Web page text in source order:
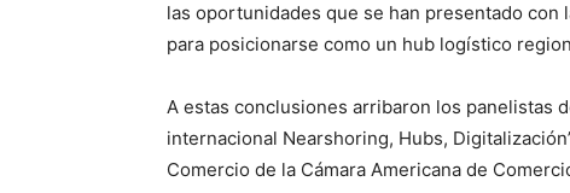
las oportunidades que se han presentado
para posicionarse como un hub logístico
A estas conclusiones arribaron los panelistas
internacional Nearshoring, Hubs,
Comercio de la Cámara Americana de